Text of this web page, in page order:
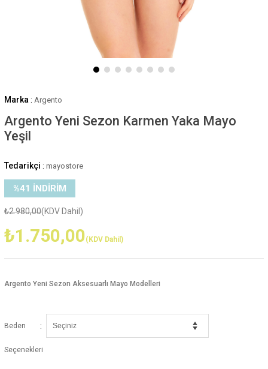
Marka : Argento
Argento Yeni Sezon Karmen Yaka Mayo
Yeşil
Tedarikçi : mayostore
%41 İNDIRIM
₺2.980,00(KDV Dahil)
₺1.750,00(KDV Dahil)
Argento Yeni Sezon Aksesuarlı Mayo Modelleri
Beden
Seçenekleri
: